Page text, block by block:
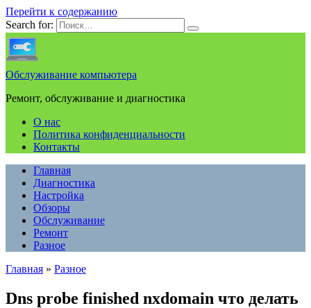
Перейти к содержанию
Search for:
Обслуживание компьютера
Ремонт, обслуживание и диагностика
О нас
Политика конфиденциальности
Контакты
Главная
Диагностика
Настройка
Обзоры
Обслуживание
Ремонт
Разное
Главная » Разное
Dns probe finished nxdomain что делать